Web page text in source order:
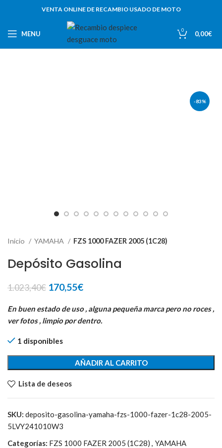
VENTA ONLINE DE RECAMBIO USADO DE MOTO
MENU 0 0,00€
-83%
Inicio YAMAHA FZS 1000 FAZER 2005 (1C28)
Depósito Gasolina
1.023,40€ El
original
era:
170,55€El
actual
es:
En buen estado de uso , alguna pequeña marca pero no roces ,
ver fotos , limpio por dentro.
1 disponibles
AÑADIR AL CARRITO
Lista de deseos
SKU: deposito-gasolina-yamaha-fzs-1000-fazer-1c28-2005-
5LVY241010W3
Categorías: FZS 1000 FAZER 2005 (1C28) , YAMAHA